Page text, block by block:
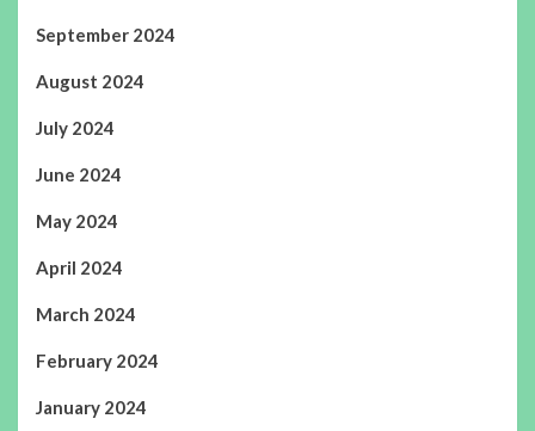
September 2024
August 2024
July 2024
June 2024
May 2024
April 2024
March 2024
February 2024
January 2024